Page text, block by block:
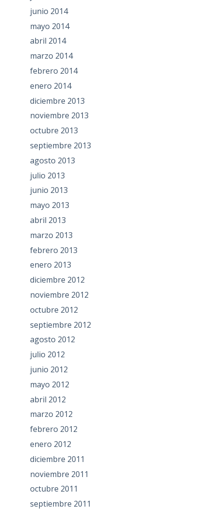
junio 2014
mayo 2014
abril 2014
marzo 2014
febrero 2014
enero 2014
diciembre 2013
noviembre 2013
octubre 2013
septiembre 2013
agosto 2013
julio 2013
junio 2013
mayo 2013
abril 2013
marzo 2013
febrero 2013
enero 2013
diciembre 2012
noviembre 2012
octubre 2012
septiembre 2012
agosto 2012
julio 2012
junio 2012
mayo 2012
abril 2012
marzo 2012
febrero 2012
enero 2012
diciembre 2011
noviembre 2011
octubre 2011
septiembre 2011